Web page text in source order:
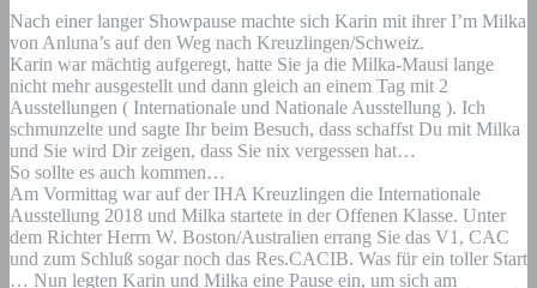
Nach einer langer Showpause machte sich Karin mit ihrer I’m Milka
von Anluna’s auf den Weg nach Kreuzlingen/Schweiz.
Karin war mächtig aufgeregt, hatte Sie ja die Milka-Mausi lange
nicht mehr ausgestellt und dann gleich an einem Tag mit 2
Ausstellungen ( Internationale und Nationale Ausstellung ). Ich
schmunzelte und sagte Ihr beim Besuch, dass schaffst Du mit Milka
und Sie wird Dir zeigen, dass Sie nix vergessen hat…
So sollte es auch kommen…
Am Vormittag war auf der IHA Kreuzlingen die Internationale
Ausstellung 2018 und Milka startete in der Offenen Klasse. Unter
dem Richter Herrn W. Boston/Australien errang Sie das V1, CAC
und zum Schluß sogar noch das Res.CACIB. Was für ein toller Start
… Nun legten Karin und Milka eine Pause ein, um sich am